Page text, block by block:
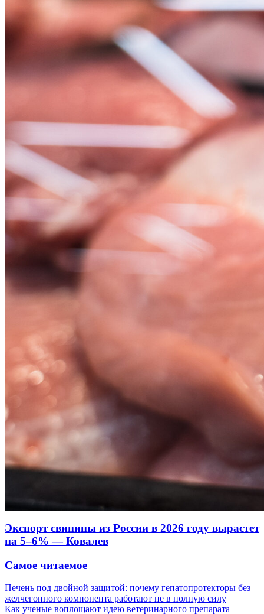
Экспорт свинины из России в 2026 году вырастет
на 5–6% — Ковалев
Самое читаемое
Печень под двойной защитой: почему гепатопротекторы без
желчегонного компонента работают не в полную силу
Как ученые воплощают идею ветеринарного препарата